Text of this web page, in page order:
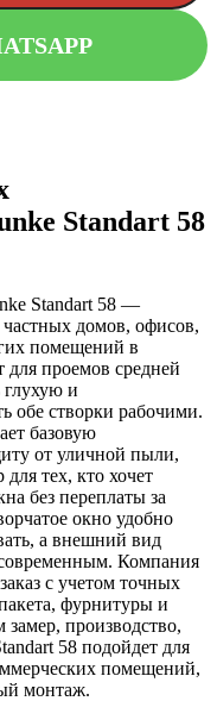
Standart 58
Standart 58 —
домов, офисов,
помещений в
проемов средней
глухую и
обе створки рабочими.
базовую
от уличной пыли,
тех, кто хочет
без переплаты за
окно удобно
а внешний вид
Компания
с учетом точных
фурнитуры и
производство,
58 подойдет для
помещений,
монтаж.